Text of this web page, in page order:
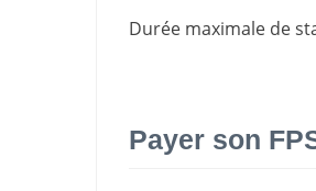
Durée maximale de
Payer son